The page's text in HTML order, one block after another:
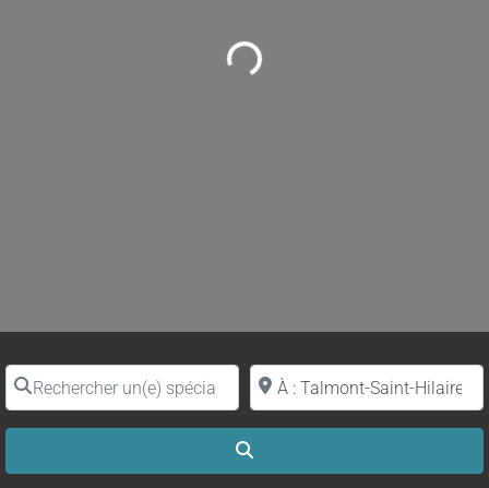
Loading...
Rechercher un(e) spécialiste par nomProche de (ville ou région)